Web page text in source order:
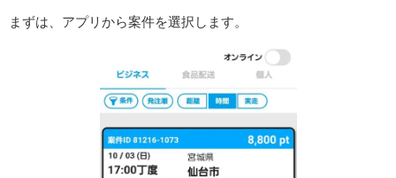
まずは、アプリから案件を選択します。